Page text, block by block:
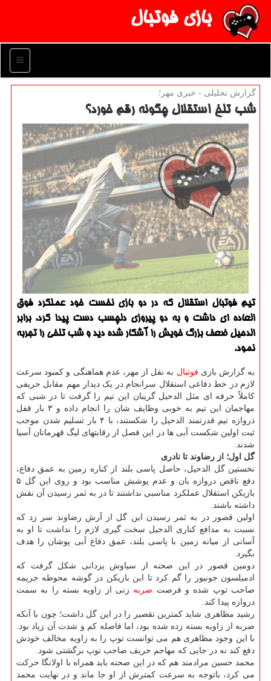
بازی فوتبال
منو
گزارش تحلیلی - خبری مهر؛
شب تلخ استقلال چگونه رقم خورد؟
تیم فوتبال استقلال که در دو بازی نخست خود عملکرد فوق
العاده ای داشت و به دو پیروزی دلچسب دست پیدا کرد، برابر
الدحیل ضعف بزرگ خویش را آشکار شده دید و شب تلخی را تجربه
نمود.
به گزارش بازی فوتبال به نقل از مهر، عدم هماهنگی و کمبود سرعت
لازم در خط دفاعی استقلال سرانجام در یک دیدار مهم مقابل حریفی
کاملاً حرفه ای مثل الدحیل گریبان این تیم را گرفت تا در شبی که
مهاجمان این تیم به خوبی وظایف شان را انجام داده و ۳ بار قفل
دروازه تیم قدرتمند الدحیل را شکستند، با ۴ بار تسلیم شدن موجب
ثبت اولین شکست آبی ها در این فصل از رقابتهای لیگ قهرمانان آسیا
شدند.
گل اول؛ از رضاوند تا نادری
نخستین گل الدحیل، حاصل پاسی بلند از کناره زمین به عمق دفاع،
دفع ناقص دروازه بان و عدم پوشش مناسب بود و روی این گل ۵
بازیکن استقلال عملکرد مناسبی نداشتند تا در به ثمر رسیدن آن نقش
داشته باشند.
اولین قصور در به ثمر رسیدن این گل از آرش رضاوند سر زد که
نسبت به مدافع کناری الدحیل سخت گیری لازم را نداشت تا او به
آسانی از میانه زمین با پاسی بلند، عمق دفاع آبی پوشان را هدف
بگیرد.
دومین قصور در این صحنه از سیاوش یزدانی شکل گرفت که
ادمیلسون جونیور را گم کرد تا این بازیکن در گوشه محوطه جریمه
صاحب توپ شده و فرصت ضربه زنی از زاویه بسته را به سمت
دروازه پیدا کند.
رشید مظاهری شاید کمترین تقصیر را در این گل داشت؛ چون با آنکه
ضربه از زاویه بسته زده شده بود، اما فاصله کم و شدت آن زیاد بود.
با این وجود مظاهری هم می توانست توپ را به زاویه مخالف خودش
دفع کند نه در جایی که مهاجم حریف صاحب توپ برگشتی شود.
محمد حسین مرادمند هم که در این صحنه باید همراه با اولانگا حرکت
می کرد، باتوجه به سرعت کمترش از او جا ماند و در نهایت محمد